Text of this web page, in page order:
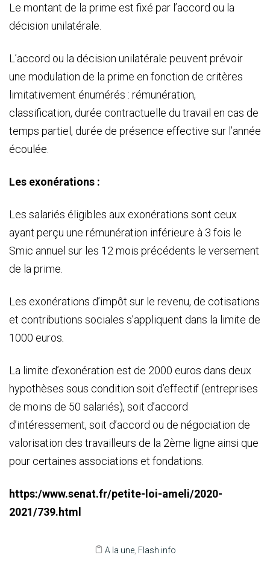
Le montant de la prime est fixé par l’accord ou la
décision unilatérale.
L’accord ou la décision unilatérale peuvent prévoir
une modulation de la prime en fonction de critères
limitativement énumérés : rémunération,
classification, durée contractuelle du travail en cas de
temps partiel, durée de présence effective sur l’année
écoulée.
Les exonérations :
Les salariés éligibles aux exonérations sont ceux
ayant perçu une rémunération inférieure à 3 fois le
Smic annuel sur les 12 mois précédents le versement
de la prime.
Les exonérations d’impôt sur le revenu, de cotisations
et contributions sociales s’appliquent dans la limite de
1000 euros
La limite d’exonération est de 2000 euros dans deux
hypothèses sous condition soit d’effectif (entreprises
de moins de 50 salariés), soit d’accord
d’intéressement, soit d’accord ou de négociation de
valorisation des travailleurs de la 2ème ligne ainsi que
pour certaines associations et fondations.
https:/www.senat.fr/petite-loi-ameli/2020-
2021/739.html
A la une, Flash info